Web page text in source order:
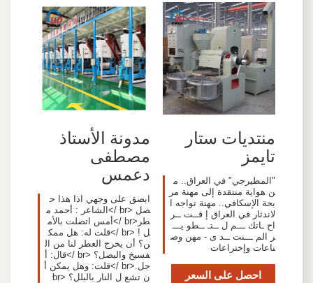
منتديات ستار
تايمز
"المطيرجي" في العراق.. م
ن هواية منتقدة إلى مهنة مر
بحة الإسكافي.. مهنة تواجه ا
لاندثار في العراق إ قــت ــر
اح ـاتك ـــم ل ــتـ ــطو يـــ
ر الم ـــنت ــد ى - مهن وص
ناعات وإختراعات
احصل على السعر
مدونة الأستاذ
مصطفى
دعمس
ابصق على وجهي اذا هذا ح
صل <br />الشاعر : أحمد م
طر<br />أمس اتصلت بالأم
ل ! <br />قلت له: هل ممك
ن؟ أن يخرج العطر لنا من ال
فسيخ والبصل؟ <br />قال: أ
جل.<br />قلت: وهل يمكن أ
ن تشع ل النار بالبلل؟ <br